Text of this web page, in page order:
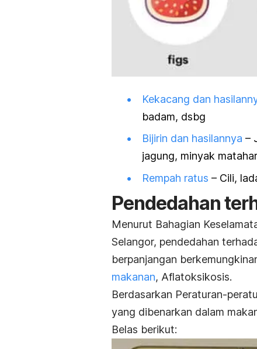
Kekacang dan
badam, dsbg
Bijirin dan hasilannya –
jagung, minyak
Rempah ratus – Cili,
Pendedahan
Menurut Bahagian
Selangor, pendedahan
berpanjangan
makanan, Aflatoksikosis.
Berdasarkan Peraturan-
yang dibenarkan dalam
Belas berikut: